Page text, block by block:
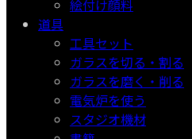
絵付け顔料
道具
工具セット
ガラスを切る・割る
ガラスを磨く・削る
電気炉を使う
スタジオ機材